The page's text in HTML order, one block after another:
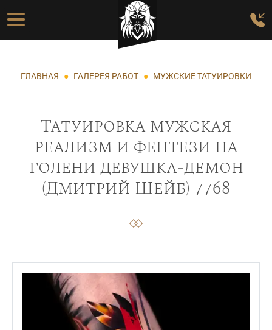
Перейти к основному содержанию
Основная навигация
Строка навигации
ГЛАВНАЯ ГАЛЕРЕЯ РАБОТ МУЖСКИЕ ТАТУИРОВКИ
Татуировка мужская
реализм и фентези на
голени девушка-демон
(Дмитрий Шейб) 7768